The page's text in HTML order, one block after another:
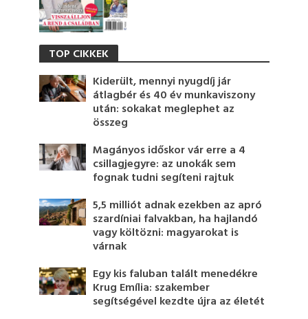
TOP CIKKEK
Kiderült, mennyi nyugdíj jár
átlagbér és 40 év munkaviszony
után: sokakat meglephet az
összeg
Magányos időskor vár erre a 4
csillagjegyre: az unokák sem
fognak tudni segíteni rajtuk
5,5 milliót adnak ezekben az apró
szardíniai falvakban, ha hajlandó
vagy költözni: magyarokat is
várnak
Egy kis faluban talált menedékre
Krug Emília: szakember
segítségével kezdte újra az életét